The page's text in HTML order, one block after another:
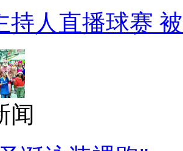
持人直播球赛
闻